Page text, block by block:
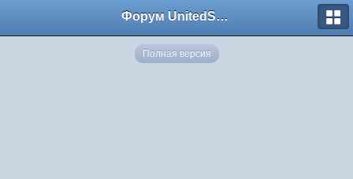
Форум UnitedSouth
Полная версия